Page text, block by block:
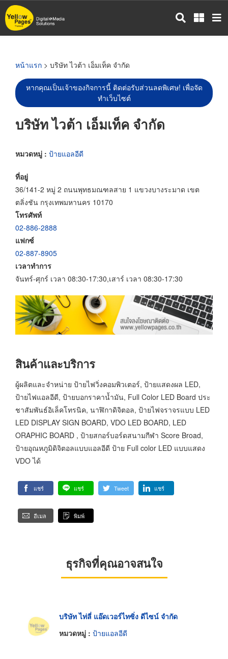
ข้าม
ไป
หน้าแรก > บริษัท ไวต้า เอ็มเท็ค จำกัด
หากคุณเป็นเจ้าของกิจการนี้ ติดต่อรับส่วนลดพิเศษ! เพื่อจัด
ทำเว็บไซต์
บริษัท ไวต้า เอ็มเท็ค จำกัด
หมวดหมู่ : ป้ายแอลอีดี
ที่อยู่
36/141-2 หมู่ 2 ถนนพุทธมณฑลสาย 1 แขวงบางระมาด เขต
ตลิ่งชัน กรุงเทพมหานคร 10170
โทรศัพท์
02-886-2888
แฟกซ์
02-887-8905
เวลาทำการ
จันทร์-ศุกร์ เวลา 08:30-17:30,เสาร์ เวลา 08:30-17:30
สินค้าและบริการ
ผู้ผลิตและจำหน่าย ป้ายไฟวิ่งคอมพิวเตอร์, ป้ายแสดงผล LED,
ป้ายไฟแอลอีดี, ป้ายบอกราคาน้ำมัน, Full Color LED Board ประ
ชาสัมพันธ์อิเล็คโทรนิค, นาฬิกาดิจิตอล, ป้ายไฟจราจรแบบ LED
LED DISPLAY SIGN BOARD, VDO LED BOARD, LED
ORAPHIC BOARD , ป้ายสกอร์บอร์ดสนามกีฬา Score Broad,
ป้ายอุณหภูมิดิจิตอลแบบแอลอีดี ป้าย Full color LED แบบแสดง
VDO ได้
แชร์ แชร์ Tweet แชร์
อีเมล พิมพ์
ธุรกิจที่คุณอาจสนใจ
บริษัท ไท่ลี่ แอ๊ดเวอร์ไทซิ่ง ดีไซน์ จำกัด
หมวดหมู่ : ป้ายแอลอีดี